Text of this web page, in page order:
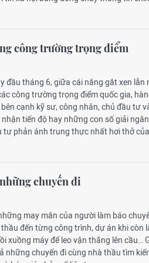
công trường trọng điểm
đầu tháng 6, giữa cái nắng gắt xen
công trường trọng điểm quốc gia,
cạnh kỹ sư, công nhân, chủ đầu tư
tiến độ hay những con số giải
tư phản ánh trung thực nhất hơi thở
chuyến đi
may mắn của người làm báo
đến từng công trình, dự án khi còn
xuồng máy để leo vận thăng lên cầu…
những chuyến đi cùng nhà thầu tìm